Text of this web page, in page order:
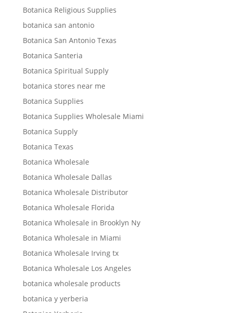
Botanica Religious Supplies
botanica san antonio
Botanica San Antonio Texas
Botanica Santeria
Botanica Spiritual Supply
botanica stores near me
Botanica Supplies
Botanica Supplies Wholesale Miami
Botanica Supply
Botanica Texas
Botanica Wholesale
Botanica Wholesale Dallas
Botanica Wholesale Distributor
Botanica Wholesale Florida
Botanica Wholesale in Brooklyn Ny
Botanica Wholesale in Miami
Botanica Wholesale Irving tx
Botanica Wholesale Los Angeles
botanica wholesale products
botanica y yerberia